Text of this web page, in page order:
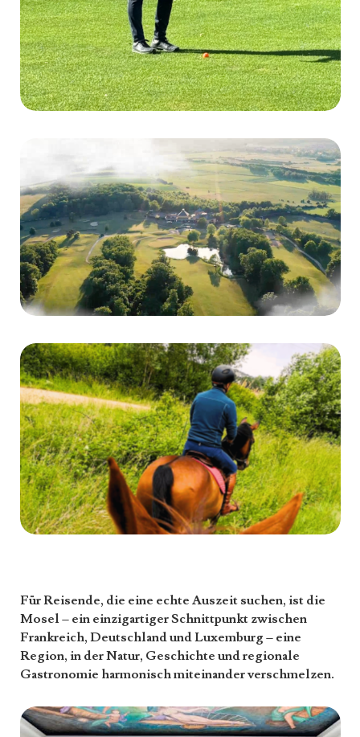
Für Reisende, die eine echte Auszeit suchen, ist die
Mosel – ein einzigartiger Schnittpunkt zwischen
Frankreich, Deutschland und Luxemburg – eine
Region, in der Natur, Geschichte und regionale
Gastronomie harmonisch miteinander verschmelzen.